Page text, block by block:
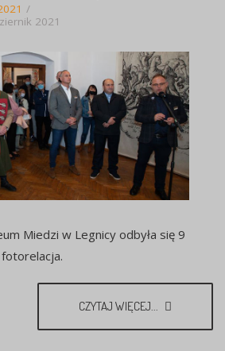
2021
Miedzi w Legnicy odbyła się 9
CZYTAJ WIĘCEJ...